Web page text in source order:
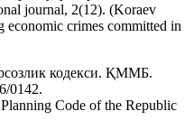
journal, 2(12). (Koraev
crimes committed in
кодекси. ҚММБ.
0142.
Planning Code of the Republic